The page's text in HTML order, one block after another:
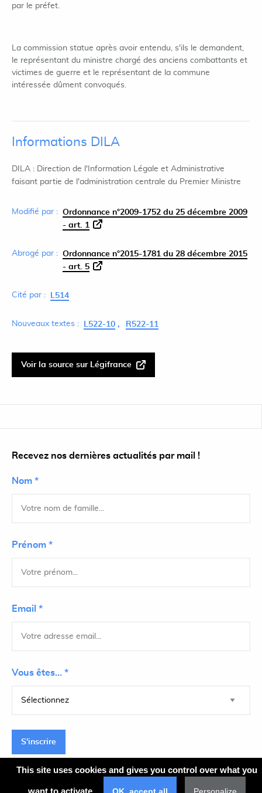
par le préfet.
La commission statue après avoir entendu, s'ils le demandent,
le représentant du ministre chargé des anciens combattants et
victimes de guerre et le représentant de la commune
intéressée dûment convoqués.
Informations DILA
DILA : Direction de l'Information Légale et Administrative
faisant partie de l'administration centrale du Premier Ministre
Modifié par : Ordonnance n°2009-1752 du 25 décembre 2009
- art. 1
Abrogé par : Ordonnance n°2015-1781 du 28 décembre 2015
- art. 5
Cité par : L514
Nouveaux textes : L522-10 R522-11
Voir la source sur Légifrance
Recevez nos dernières actualités par mail !
Nom *
Prénom *
Email *
Vous êtes... *
S'inscrire
This site uses cookies and gives you control over what you
want to activate